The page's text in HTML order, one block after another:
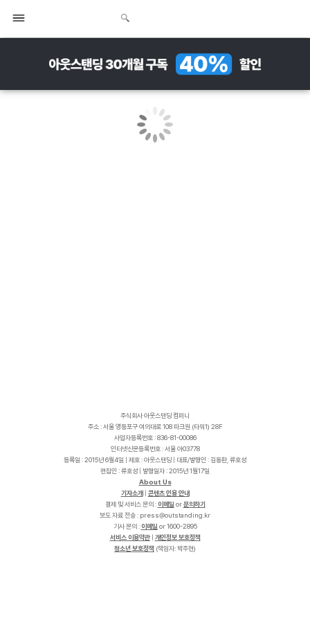
주식회사 아웃스탠딩 컴퍼니
주소 : 서울 영등포구 여의대로 108 파크원 (타워1) 28F
사업자등록번호 : 836-81-00086
인터넷신문등록번호 : 서울 아03778
등록일 : 2015년 6월4일 | 제호 : 아웃스탠딩 | 대표/발행인 : 김동환, 류호성
편집인 : 류호성 | 발행일자 : 2015년 1월17일
About Us
기자소개
콘텐츠 인용 안내
결제 및 서비스 문의 : 이메일 or문의하기
보도 자료 전송 :
r
k
.
g
n
i
d
n
a
t
s
t
u
o
@
s
s
e
r
p
기사 문의 : 이메일 or 1600-2895
서비스 이용약관| 개인정보 보호정책
청소년 보호정책 (책임자: 박주현)